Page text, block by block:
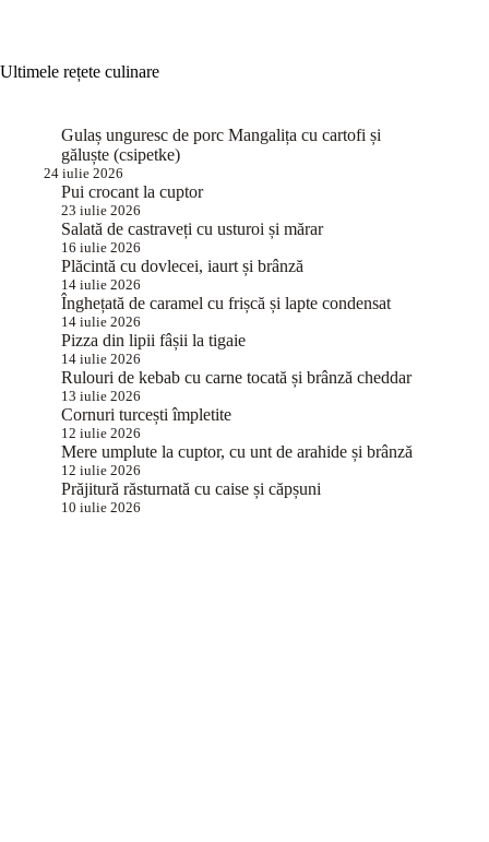
Ultimele rețete culinare
Gulaș unguresc de porc Mangalița cu cartofi și
găluște (csipetke)
24 iulie 2026
Pui crocant la cuptor
23 iulie 2026
Salată de castraveți cu usturoi și mărar
16 iulie 2026
Plăcintă cu dovlecei, iaurt și brânză
14 iulie 2026
Înghețată de caramel cu frișcă și lapte condensat
14 iulie 2026
Pizza din lipii fâșii la tigaie
14 iulie 2026
Rulouri de kebab cu carne tocată și brânză cheddar
13 iulie 2026
Cornuri turcești împletite
12 iulie 2026
Mere umplute la cuptor, cu unt de arahide și brânză
12 iulie 2026
Prăjitură răsturnată cu caise și căpșuni
10 iulie 2026